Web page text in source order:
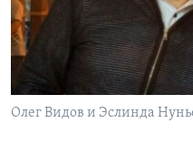
Learning English
СОЦИАЛЬНЫЕ СЕТИ
Олег Видов и Эслинда